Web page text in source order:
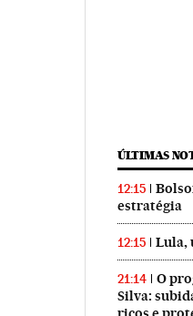
ÚLTIMAS
12:15
estratégia
12:15 Lula,
21:14
O
Silva: